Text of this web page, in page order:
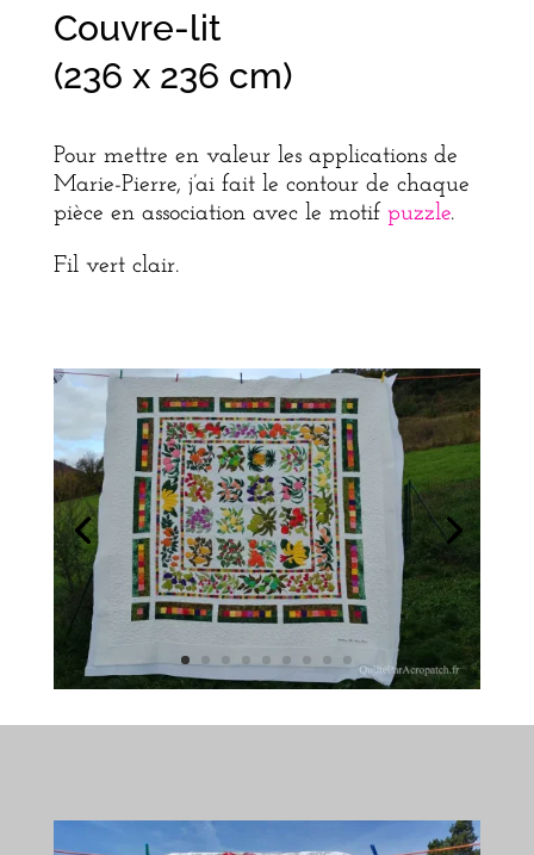
Couvre-lit
(236 x 236 cm)
Pour mettre en valeur les applications de
Marie-Pierre, j’ai fait le contour de chaque
pièce en association avec le motif puzzle.
Fil vert clair.